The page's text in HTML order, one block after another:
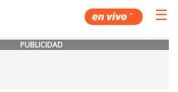
☰
PUBLICIDAD